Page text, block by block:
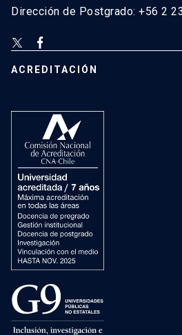
Dirección de Postgrado: +56 2
ACREDITACIÓN